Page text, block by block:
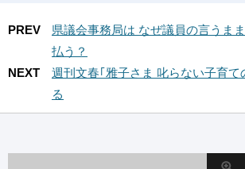
PREV
県議会事務局は なぜ議員の言うま
払う？
NEXT
週刊文春｢雅子さま 叱らない子育て
る